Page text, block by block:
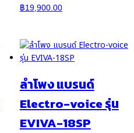
฿19,900.00
ลำโพง แบรนด์
Electro-voice รุ่น
EVIVA-18SP